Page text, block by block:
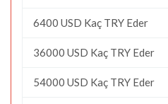
6400 USD Kaç TRY Eder
36000 USD Kaç TRY Eder
54000 USD Kaç TRY Eder